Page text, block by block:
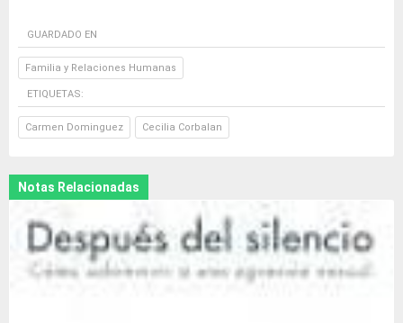
GUARDADO EN
Familia y Relaciones Humanas
ETIQUETAS:
Carmen Dominguez Cecilia Corbalan
Notas Relacionadas